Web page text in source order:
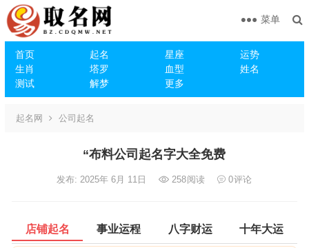
首页 起名 星座
运势
生肖
塔罗 血型
姓名
测试
解梦 更多
菜单
起名网 公司起名
“布料公司起名字大全免费
发布: 2025年 6月 11日 258阅读 0评论
店铺起名 事业运程 八字财运 十年大运